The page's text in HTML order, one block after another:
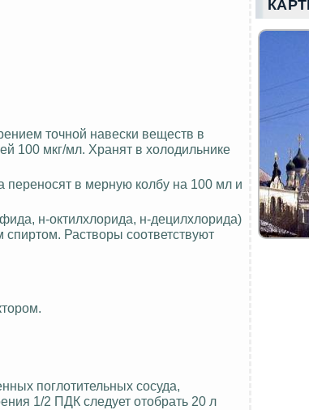
точной навески веществ в
100 мкг/мл. Хранят в холодильнике
переносят в мерную колбу на 100 мл и
н-октилхлорида , н-децилхлорида)
Растворы соответствуют
поглотительных сосуда,
1/2 ПДК следует отобрать 20 л